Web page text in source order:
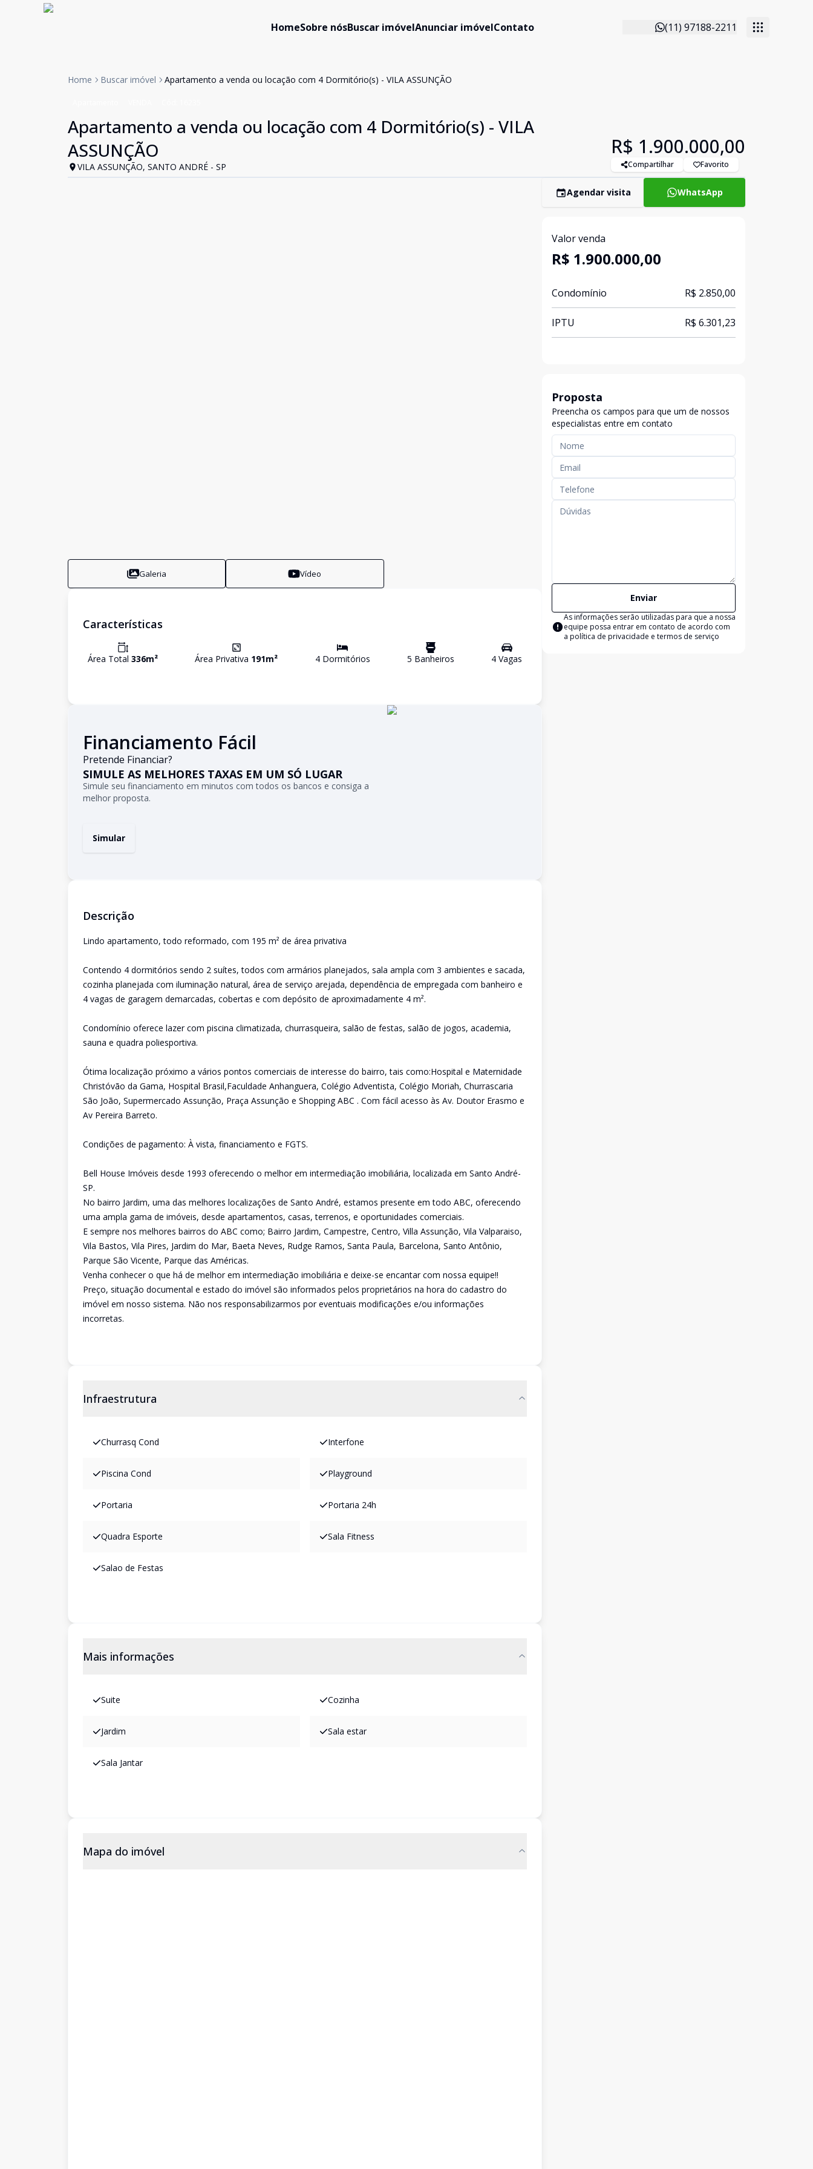
HomeSobre nósBuscar imóvelAnunciar imóvelContato (11) 97188-2211
Home Buscar imóvel Apartamento a venda ou locação com 4 Dormitório(s) - VILA ASSUNÇÃO
Apartamento a venda ou locação com 4 Dormitório(s) - VILA
ASSUNÇÃO
VILA ASSUNÇÃO, SANTO ANDRÉ - SP
R$ 1.900.000,00
Compartilhar Favorito
Galeria Vídeo
Características
Área Total 336m² Área Privativa 191m² 4Dormitórios 5 Banheiros 4 Vagas
Financiamento Fácil
Pretende Financiar?
SIMULE AS MELHORES TAXAS EM UM SÓ LUGAR
Simule seu financiamento em minutos com todos os bancos e consiga a
melhor proposta.
Simular
Descrição
Lindo apartamento, todo reformado, com 195 m² de área privativa
Contendo 4 dormitórios sendo 2 suítes, todos com armários planejados, sala ampla com 3 ambientes e sacada,
cozinha planejada com iluminação natural, área de serviço arejada, dependência de empregada com banheiro e
4 vagas de garagem demarcadas, cobertas e com depósito de aproximadamente 4 m².
Condomínio oferece lazer com piscina climatizada, churrasqueira, salão de festas, salão de jogos, academia,
sauna e quadra poliesportiva.
Ótima localização próximo a vários pontos comerciais de interesse do bairro, tais como:Hospital e Maternidade
Christóvão da Gama, Hospital Brasil,Faculdade Anhanguera, Colégio Adventista, Colégio Moriah, Churrascaria
São João, Supermercado Assunção, Praça Assunção e Shopping ABC . Com fácil acesso às Av. Doutor Erasmo e
Av Pereira Barreto.
Condições de pagamento: À vista, financiamento e FGTS.
Bell House Imóveis desde 1993 oferecendo o melhor em intermediação imobiliária, localizada em Santo André-
SP.
No bairro Jardim, uma das melhores localizações de Santo André, estamos presente em todo ABC, oferecendo
uma ampla gama de imóveis, desde apartamentos, casas, terrenos, e oportunidades comerciais.
E sempre nos melhores bairros do ABC como; Bairro Jardim, Campestre, Centro, Villa Assunção, Vila Valparaiso,
Vila Bastos, Vila Pires, Jardim do Mar, Baeta Neves, Rudge Ramos, Santa Paula, Barcelona, Santo Antônio,
Parque São Vicente, Parque das Américas.
Venha conhecer o que há de melhor em intermediação imobiliária e deixe-se encantar com nossa equipe!!
Preço, situação documental e estado do imóvel são informados pelos proprietários na hora do cadastro do
imóvel em nosso sistema. Não nos responsabilizarmos por eventuais modificações e/ou informações
incorretas.
Infraestrutura
Churrasq Cond Interfone
Piscina Cond Playground
Portaria Portaria 24h
Quadra Esporte Sala Fitness
Salao de Festas
Mais informações
Suite Cozinha
Jardim Sala estar
Sala Jantar
Mapa do imóvel
Agendar visita WhatsApp
Valor venda
R$ 1.900.000,00
Condomínio R$ 2.850,00
IPTU R$ 6.301,23
Proposta
Preencha os campos para que um de nossos
especialistas entre em contato
Enviar
As informações serão utilizadas para que a nossa
equipe possa entrar em contato de acordo com
a política de privacidade e termos de serviço